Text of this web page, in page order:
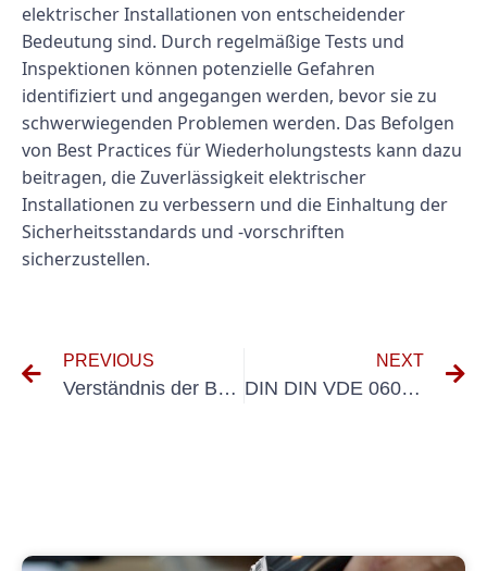
elektrischer Installationen von entscheidender
Bedeutung sind. Durch regelmäßige Tests und
Inspektionen können potenzielle Gefahren
identifiziert und angegangen werden, bevor sie zu
schwerwiegenden Problemen werden. Das Befolgen
von Best Practices für Wiederholungstests kann dazu
beitragen, die Zuverlässigkeit elektrischer
Installationen zu verbessern und die Einhaltung der
Sicherheitsstandards und -vorschriften
sicherzustellen.
PREVIOUS
Verständnis der Bedeutung von DIN VDE 0105 und DGUV V3 für die elektrische Sicherheit
NEXT
DIN DIN VDE 0600 verstehen: Wichtigkeit und Anwendung in der Elektrotechnik